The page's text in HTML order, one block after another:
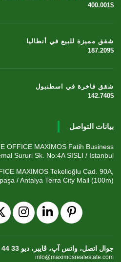
400.001$
شقق مميزة للبيع في أنطاليا
187.209$
شقق فاخرة في اسطنبول
142.740$
بيانات التواصل
OFFICE MAXIMOS Fatih Business
Sururi Sk. No:4A SISLI / Istanbul
MAXIMOS Tekelioğlu Cad. 90A,
/ Antalya Terra City Mall (100m)
+90 532 251 44 33 جوال اتصل، واتس آپ، ڤايبر، ديو
info@maximosrealestate.com